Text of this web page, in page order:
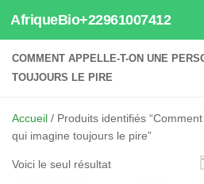
Au dessous du contenu
AfriqueBio+22961007412
COMMENT APPELLE-T-ON UNE
TOUJOURS LE PIRE
Accueil / Produits identifiés
qui imagine toujours le pire”
Voici le seul résultat